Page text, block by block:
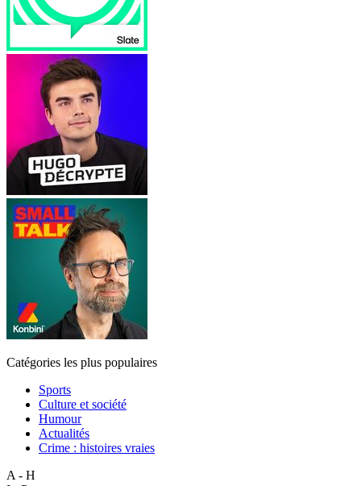
Catégories les plus populaires
Sports
Culture et société
Humour
Actualités
Crime : histoires vraies
A - H